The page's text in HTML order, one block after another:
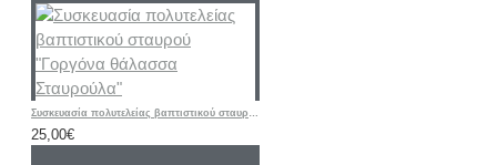
Συσκευασία πολυτελείας βαπτιστικού σταυρού "Γοργόνα θάλασσα Σταυρούλα"
25,00€